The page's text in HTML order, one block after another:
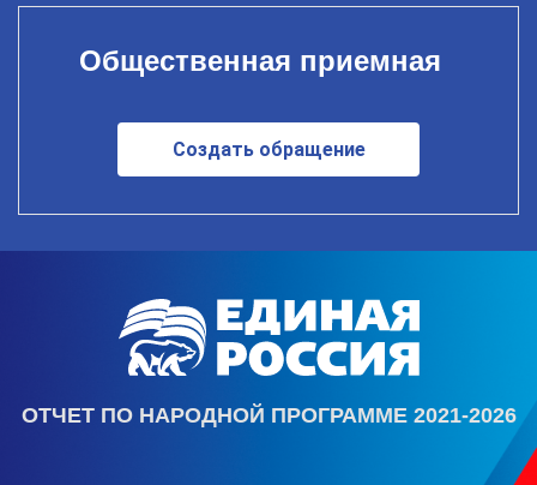
Общественная приемная
Создать обращение
ОТЧЕТ ПО НАРОДНОЙ ПРОГРАММЕ 2021-2026